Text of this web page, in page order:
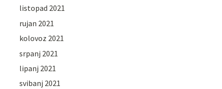
listopad 2021
rujan 2021
kolovoz 2021
srpanj 2021
lipanj 2021
svibanj 2021